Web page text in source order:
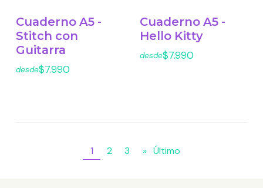
Cuaderno A5 -
Stitch con
Guitarra
desde$7.990
Cuaderno A5 -
Hello Kitty
desde$7.990
1 2 3 » Último